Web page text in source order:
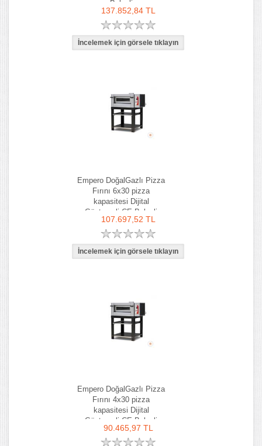
Belgeli
137.852,84 TL
Empero DoğalGazlı Pizza
Fırını 6x30 pizza
kapasitesi Dijital
Göstergeli CE Belgeli
107.697,52 TL
Empero DoğalGazlı Pizza
Fırını 4x30 pizza
kapasitesi Dijital
Göstergeli CE Belgeli
90.465,97 TL